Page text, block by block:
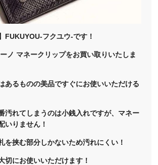
FUKUYOU-フクユウ-です！
ノ マネークリップをお買い取りいたしま
あるものの美品ですぐにお使いいただける
汚れてしまうのは小銭入れですが、マネー
いりません！
を挟む部分しかないため汚れにくい！
切にお使いいただけます！